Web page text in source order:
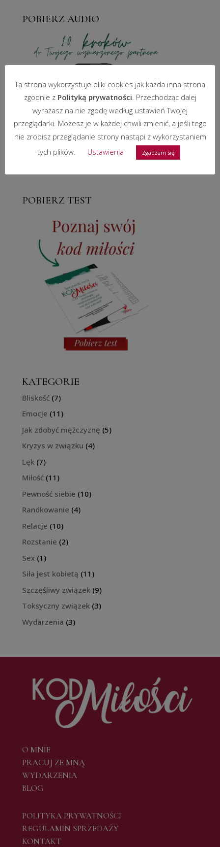
POBIERZ AUDIO
POBIERZ TEST
KATEGORIE
Bliskość(7)
Emocje (11)
Jak zdobyć mężczyznę (5)
Kryzys w związku (4)
Lęk (7)
Miłość(11)
Pewność siebie (10)
Randkowanie (4)
Relacje (10)
Rozstanie (2)
Sex(1)
Siła jest kobietą (11)
Szczęśliwy związek (9)
Toksyczny związek(3)
Wydarzenia (3)
O MNIE
PRACUJ ZE MNĄ
WYDARZENIA
BLOG
POLITYKA PRYWATNOŚCI
REGULAMIN SPRZEDAŻY
KONTAKT
Ta strona wykorzystuje pliki cookies jak każda inna strona
zgodnie z Polityką prywatności. Przechodząc dalej
wyrażasz na nie zgodę według ustawień Twojej
przeglądarki. Możesz je w każdej chwili zmienić, a jeśli tego
nie zrobisz przeglądanie strony nastąpi z wykorzystaniem
tych plików.
Ustawienia Zgadzam się